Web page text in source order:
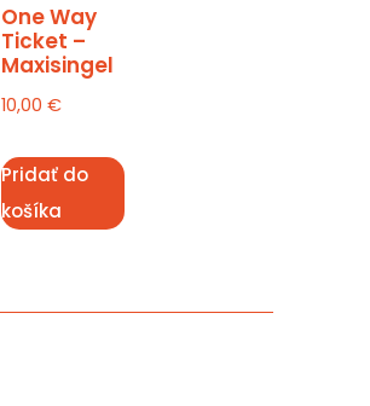
One Way
Ticket –
Maxisingel
10,00 €
Pridať do
košíka